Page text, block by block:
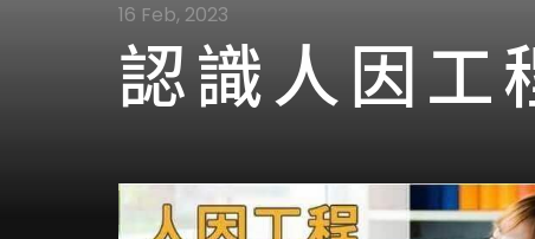
16 Feb, 2023
認識人因工